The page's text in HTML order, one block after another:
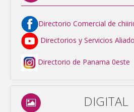
Directorio Comercial de
Directorios y Servicios
Directorio de Panama 0este
DIGITAL